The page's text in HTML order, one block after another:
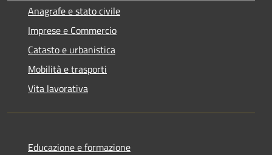
Anagrafe e stato civile
Imprese e Commercio
Catasto e urbanistica
Mobilità e trasporti
Vita lavorativa
Educazione e formazione